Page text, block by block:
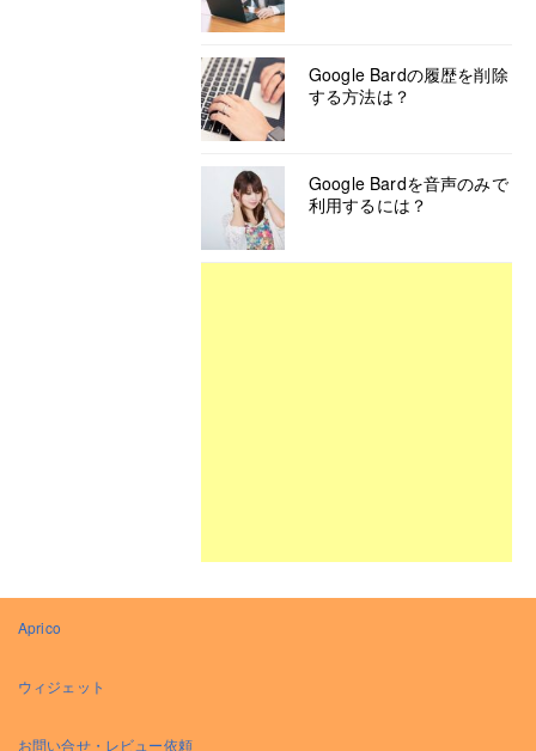
Google Bardの履歴を削除
する方法は？
Google Bardを音声のみで
利用するには？
Aprico
ウィジェット
お問い合せ・レビュー依頼